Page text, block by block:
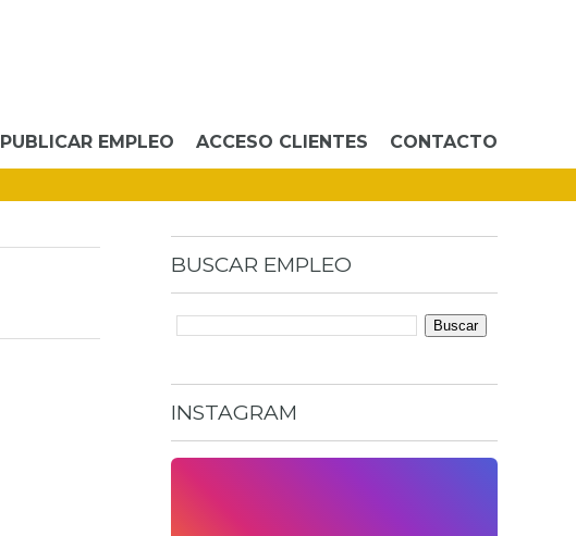
PUBLICAR EMPLEO ACCESO CLIENTES CONTACTO
BUSCAR EMPLEO
INSTAGRAM